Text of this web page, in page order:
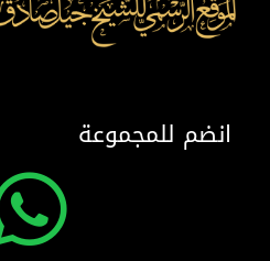
انضم للمجموعة